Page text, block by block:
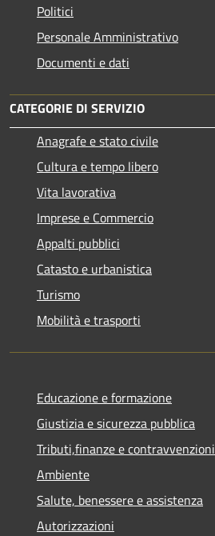
Politici
Personale Amministrativo
Documenti e dati
CATEGORIE DI SERVIZIO
Anagrafe e stato civile
Cultura e tempo libero
Vita lavorativa
Imprese e Commercio
Appalti pubblici
Catasto e urbanistica
Turismo
Mobilità e trasporti
Educazione e formazione
Giustizia e sicurezza pubblica
Tributi,finanze e contravvenzioni
Ambiente
Salute, benessere e assistenza
Autorizzazioni